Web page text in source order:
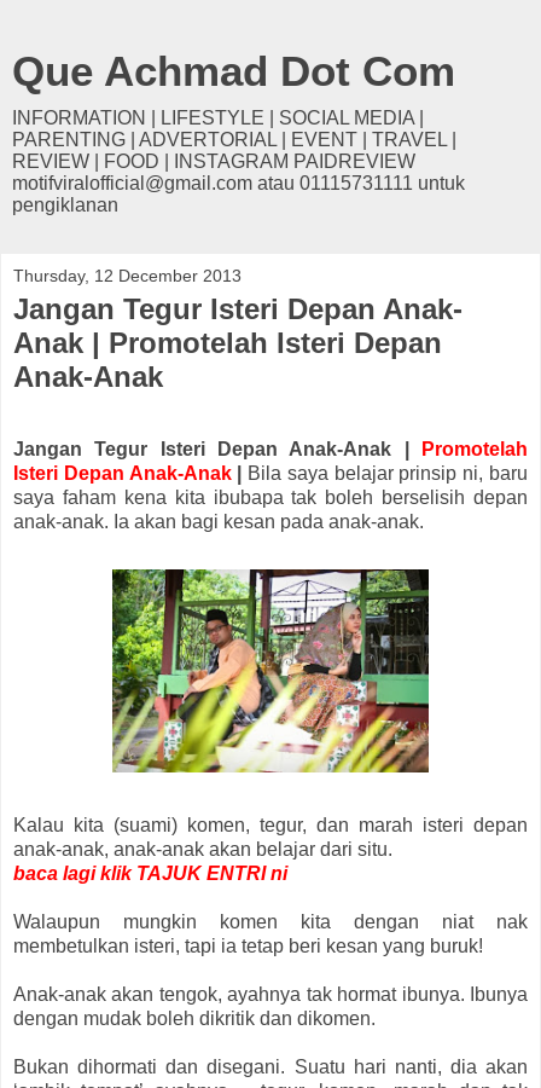
Que Achmad Dot Com
INFORMATION | LIFESTYLE | SOCIAL MEDIA |
PARENTING | ADVERTORIAL | EVENT | TRAVEL |
REVIEW | FOOD | INSTAGRAM PAIDREVIEW
motifviralofficial@gmail.com atau 01115731111 untuk
pengiklanan
Thursday, 12 December 2013
Jangan Tegur Isteri Depan Anak-
Anak | Promotelah Isteri Depan
Anak-Anak
Jangan Tegur Isteri Depan Anak-Anak |
Promotelah
Isteri Depan Anak-Anak|
Bila saya belajar prinsip ni, baru
saya faham kena kita ibubapa tak boleh berselisih depan
anak-anak. Ia akan bagi kesan pada anak-anak.
Kalau kita (suami) komen, tegur, dan marah isteri depan
anak-anak, anak-anak akan belajar dari situ.
baca lagi klik TAJUK ENTRI ni
Walaupun mungkin komen kita dengan niat nak
membetulkan isteri, tapi ia tetap beri kesan yang buruk!
Anak-anak akan tengok, ayahnya tak hormat ibunya. Ibunya
dengan mudak boleh dikritik dan dikomen.
Bukan dihormati dan disegani. Suatu hari nanti, dia akan